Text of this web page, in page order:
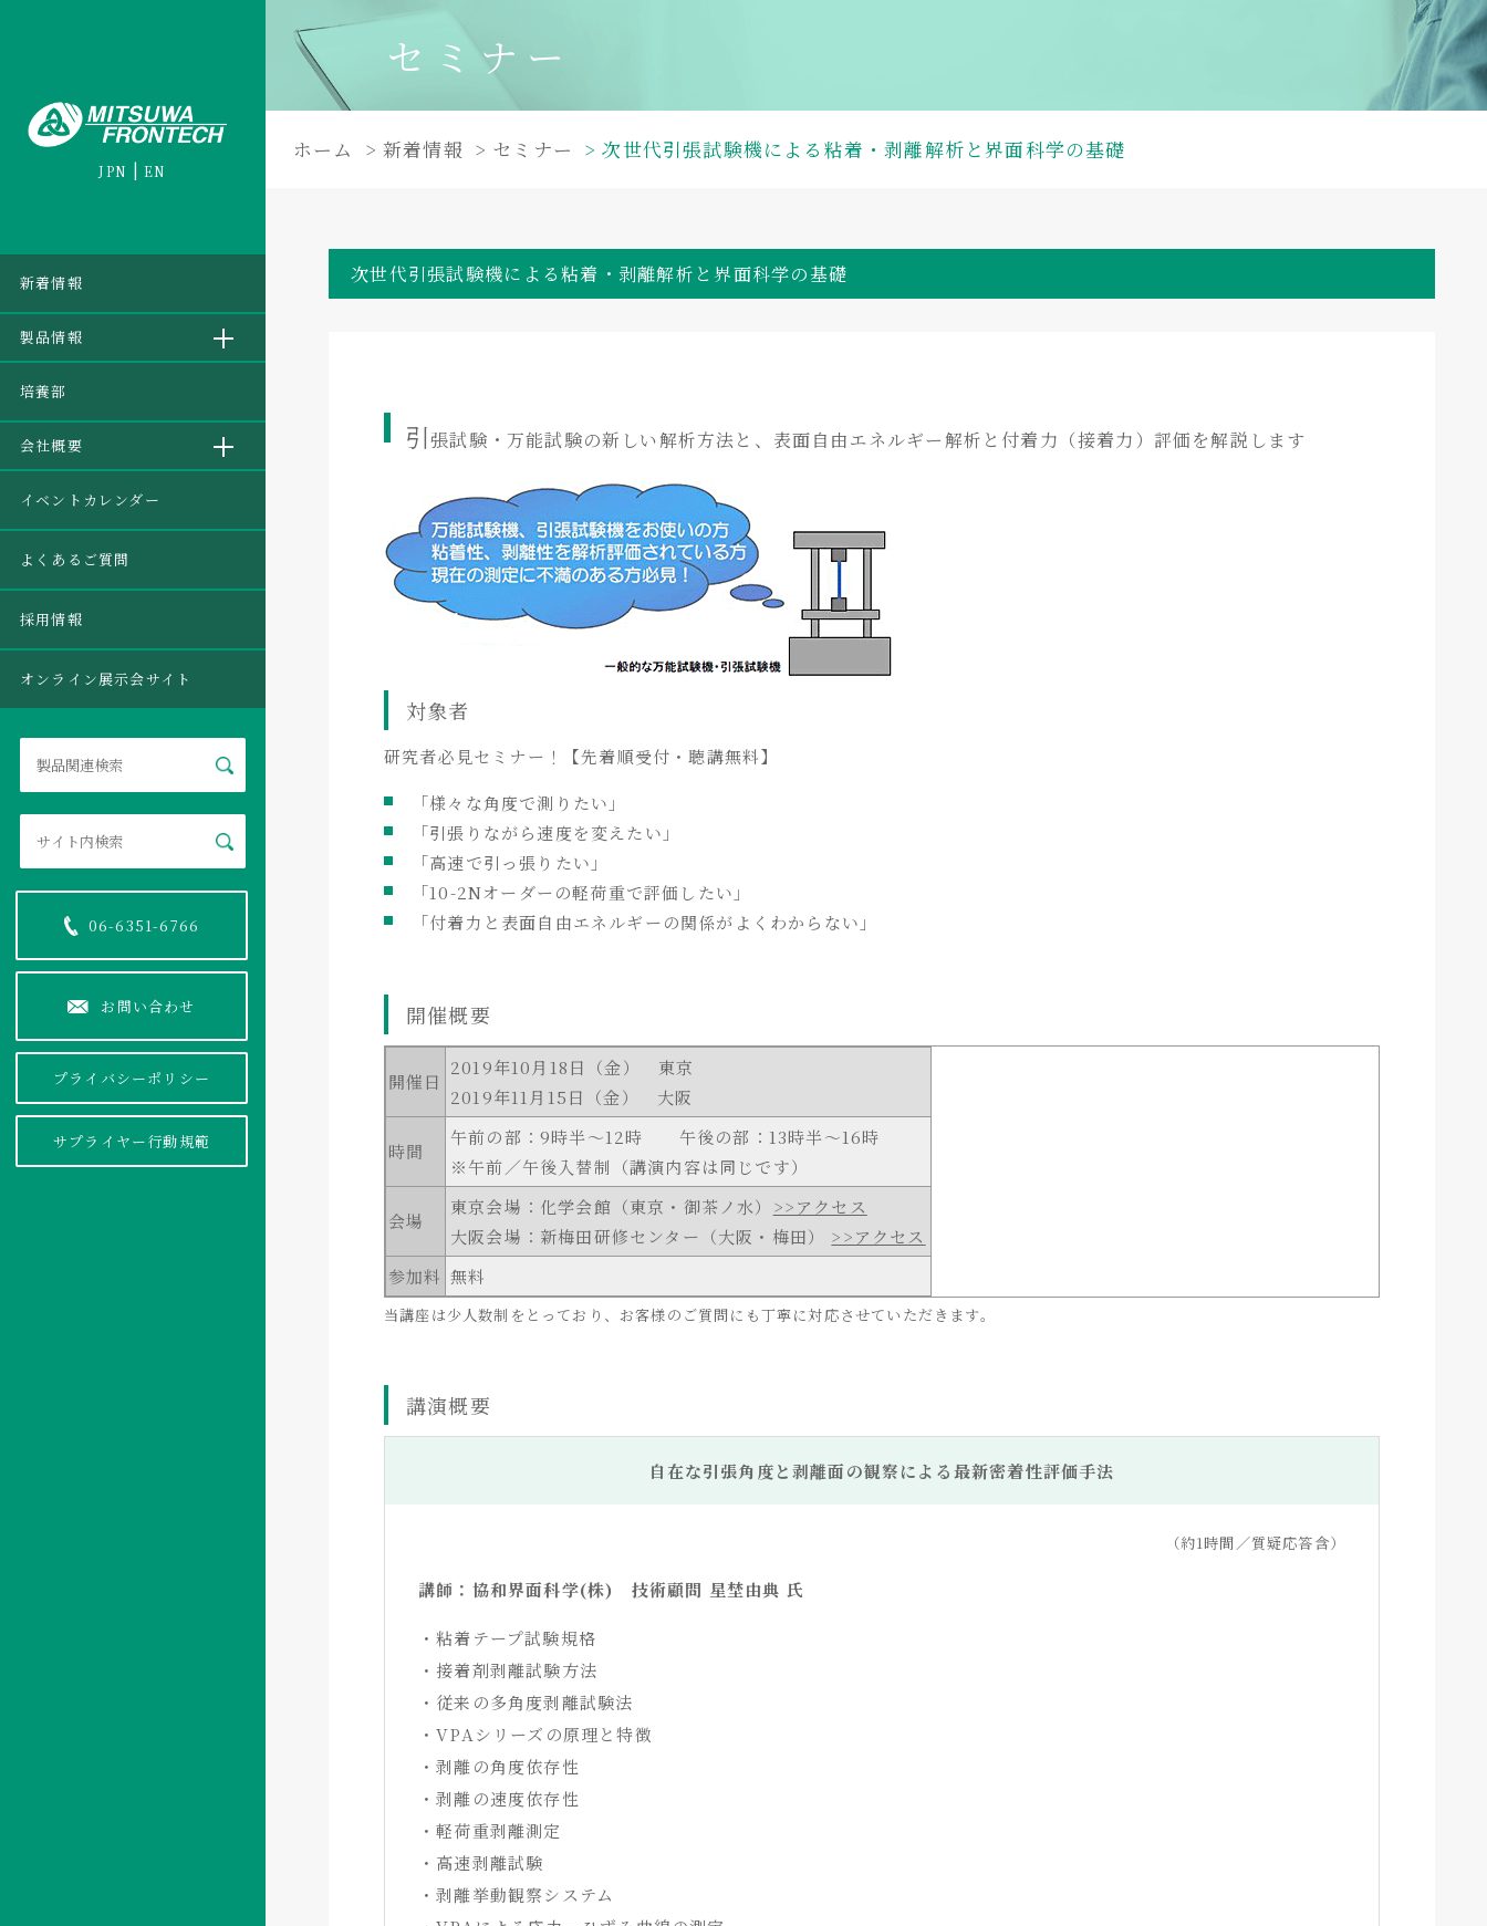
JPN EN
新着情報
製品情報
培養部
会社概要
イベントカレンダー
よくあるご質問
採用情報
オンライン展示会サイト
06-6351-6766
お問い合わせ
プライバシーポリシー
サプライヤー行動規範
セミナー
ホーム 新着情報 セミナー 次世代引張試験機による粘着・剥離解析と界面科学の基礎
次世代引張試験機による粘着・剥離解析と界面科学の基礎
引張試験・万能試験の新しい解析方法と、表面自由エネルギー解析と付着力（接着力）評価を解説します
対象者
研究者必見セミナー！【先着順受付・聴講無料】
「様々な角度で測りたい」
「引張りながら速度を変えたい」
「高速で引っ張りたい」
「10-2Nオーダーの軽荷重で評価したい」
「付着力と表面自由エネルギーの関係がよくわからない」
開催概要
開催日
2019年10月18日（金） 東京
2019年11月15日（金） 大阪
時間
午前の部：9時半～12時 午後の部：13時半～16時
※午前／午後入替制（講演内容は同じです）
会場
東京会場：化学会館（東京・御茶ノ水） >>アクセス
大阪会場：新梅田研修センター（大阪・梅田） >>アクセス
参加料 無料
当講座は少人数制をとっており、お客様のご質問にも丁寧に対応させていただきます。
講演概要
自在な引張角度と剥離面の観察による最新密着性評価手法
（約1時間／質疑応答含）
講師：協和界面科学(株) 技術顧問 星埜由典 氏
・粘着テープ試験規格
・接着剤剥離試験方法
・従来の多角度剥離試験法
・VPAシリーズの原理と特徴
・剥離の角度依存性
・剥離の速度依存性
・軽荷重剥離測定
・高速剥離試験
・剥離挙動観察システム